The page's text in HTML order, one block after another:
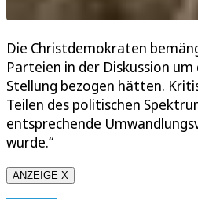
Die Christdemokraten
Parteien in der Diskussion um
Stellung bezogen hätten.
Teilen des politischen
entsprechende
wurde.“
ANZEIGE X